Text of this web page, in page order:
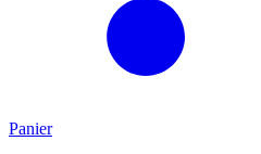
Panier